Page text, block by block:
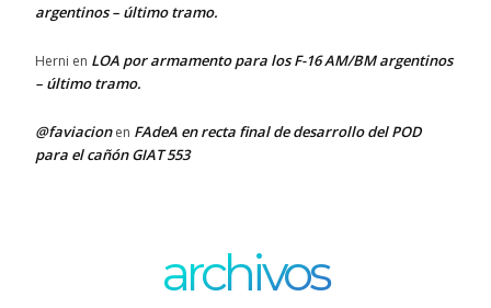
argentinos – último tramo.
Herni en LOA por armamento para los F-16 AM/BM argentinos
– último tramo.
@faviacionen FAdeA en recta final de desarrollo del POD
para el cañón GIAT 553
archivos